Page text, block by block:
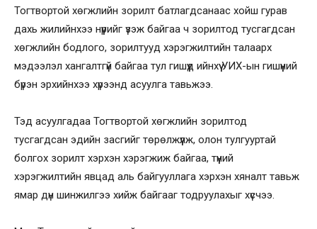
Тогтвортой хөгжлийн зорилт батлагдсанаас хойш гурав
дахь жилийнхээ нүүрийг үзэж байгаа ч зорилтод тусгагдсан
хөгжлийн бодлого, зорилтууд хэрэгжилтийн талаарх
мэдээлэл хангалтгүй байгаа тул гишүүд ийнхүү УИХ-ын гишүүний
бүрэн эрхийнхээ хүрээнд асуулга тавьжээ.
Тэд асуулгадаа Тогтвортой хөгжлийн зорилтод
тусгагдсан эдийн засгийг төрөлжүүлж, олон тулгууртай
болгох зорилт хэрхэн хэрэгжиж байгаа, түүний
хэрэгжилтийн явцад аль байгууллага хэрхэн хяналт тавьж
ямар дүн шинжилгээ хийж байгааг тодруулахыг хүсчээ.